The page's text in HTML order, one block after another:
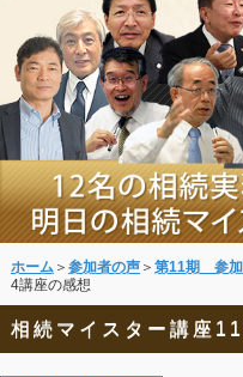
ホーム＞ 参加者の声＞ 第11期 参加
4講座の感想
相続マイスター講